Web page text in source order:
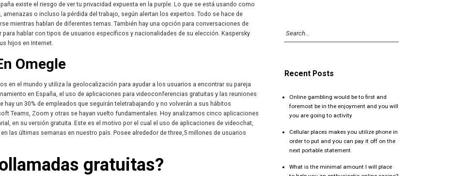
existe el riesgo de ver tu privacidad expuesta en la purple. Lo que se está usando como
o incluso la pérdida del trabajo, según alertan los expertos. Todo se hace de
mientras hablan de diferentes temas. También hay una opción para conversaciones de
hablar con tipos de usuarios específicos y nacionalidades de su elección. Kaspersky
hijos en Internet.
Omegle
en el mundo y utiliza la geolocalización para ayudar a los usuarios a encontrar su pareja
en España, el uso de aplicaciones para videoconferencias gratuitas y las reuniones
un 30% de empleados que seguirán teletrabajando y no volverán a sus hábitos
Teams, Zoom y otras se hayan vuelto fundamentales. Hoy analizamos cinco aplicaciones
en su versión gratuita. Este es el motivo por el cual el uso de aplicaciones de videochat,
las últimas semanas en nuestro país. Posee alrededor de three,5 millones de usuarios
gratuitas?
Recent Posts
Online gambling would be to first and
foremost be in the enjoyment and you will
you are going to activity
Cellular places makes you utilize phone in
order to put and you can pay it off on the
next portable statement
What is the minimal amount I will place